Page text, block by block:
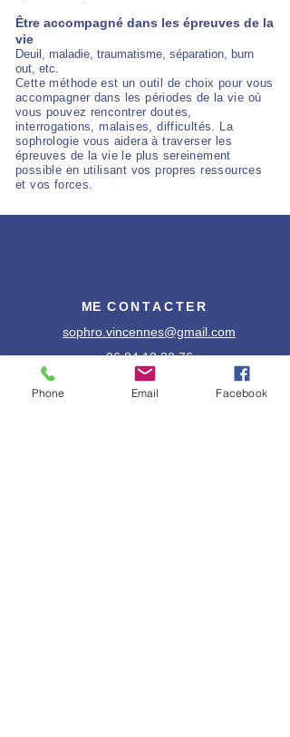
Être accompagné dans les épreuves de la
vie
Deuil, maladie, traumatisme, séparation, burn
out, etc.
Cette méthode est un outil de choix pour vous
accompagner dans les périodes de la vie où
vous pouvez rencontrer doutes,
interrogations, malaises, difficultés. La
sophrologie vous aidera à traverser les
épreuves de la vie le plus sereinement
possible en utilisant vos propres ressources
et vos forces.
ME CONTACTER
sophro.vincennes@gmail.com
06 84 12 32 76
Phone Email Facebook